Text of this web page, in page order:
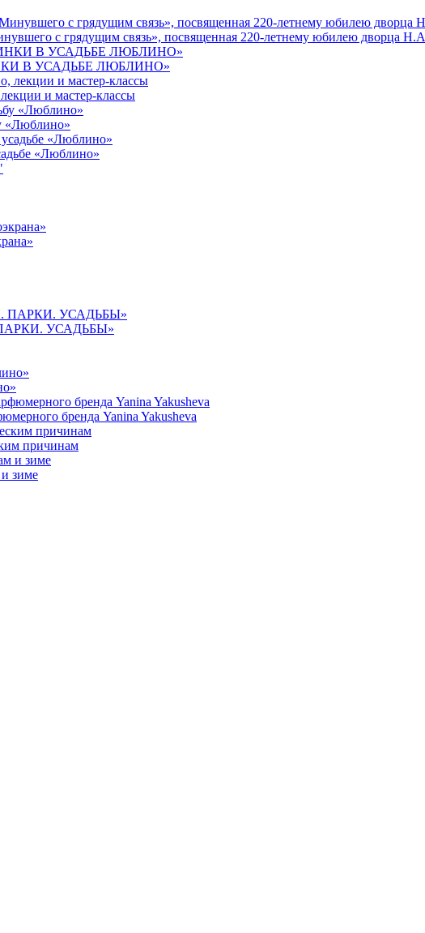
с грядущим связь», посвященная 220-летнему юбилею дворца
В УСАДЬБЕ ЛЮБЛИНО»
и мастер-классы
«Люблино»
«Люблино»
ПАРКИ. УСАДЬБЫ»
бренда Yanina Yakusheva
причинам
зиме